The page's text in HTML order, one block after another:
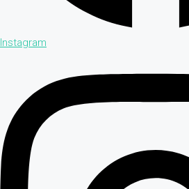
Instagram